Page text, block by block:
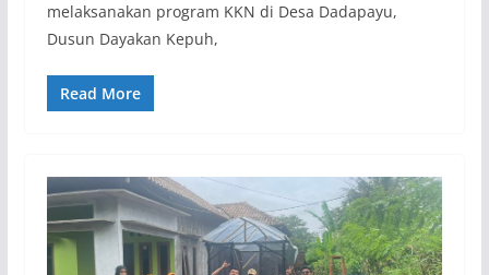
melaksanakan program KKN di Desa Dadapayu,
Dusun Dayakan Kepuh,
Read More